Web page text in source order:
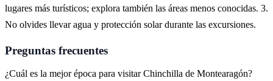
lugares más turísticos; explora también las áreas menos conocidas. 3.
No olvides llevar agua y protección solar durante las excursiones.
Preguntas frecuentes
¿Cuál es la mejor época para visitar Chinchilla de Montearagón?